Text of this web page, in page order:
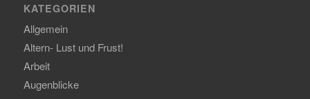
KATEGORIEN
Allgemein
Altern- Lust und Frust!
Arbeit
Augenblicke